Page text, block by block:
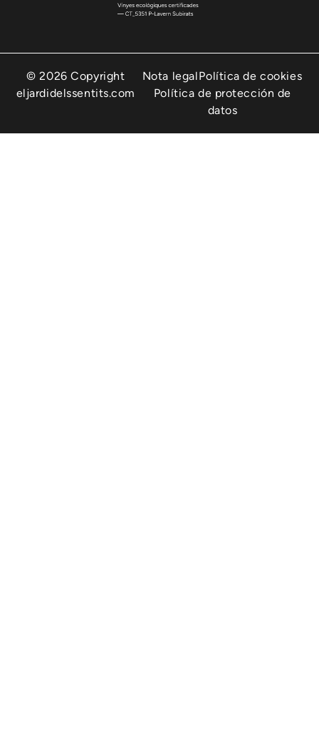
© 2026 Copyright
eljardidelssentits.com
Nota legalPolítica de cookies
Política de protección de
datos